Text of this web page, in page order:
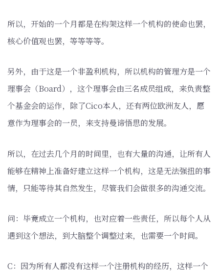
所以，开始的一个月都是在构架这样一个机构的使命也罢，
核心价值观也罢，等等等等。
另外，由于这是一个非盈利机构，所以机构的管理方是一个
理事会（Board），这个理事会由三名成员组成，来负责整
个基金会的运作，除了Cico本人，还有两位欧洲友人，愿
意作为理事会的一员，来支持曼谛悟思的发展。
所以，在过去几个月的时间里，也有大量的沟通，让所有人
能够在精神上准备好建立这样一个机构，这是无法强扭的事
情，只能等待其自然发生，尽管我们会做很多的沟通交流。
问：毕竟成立一个机构，也对应着一些责任，所以每个人从
遇到这个想法，到大脑整个调整过来，也需要一个时间。
C：因为所有人都没有这样一个注册机构的经历，这样一个